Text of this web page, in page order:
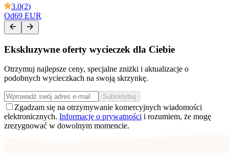
3.0(2)
Od69 EUR
Ekskluzywne oferty wycieczek dla Ciebie
Otrzymuj najlepsze ceny, specjalne zniżki i aktualizacje o
podobnych wycieczkach na swoją skrzynkę.
Subskrybuj
Zgadzam się na otrzymywanie komercyjnych wiadomości
elektronicznych. Informację o prywatności i rozumiem, że mogę
zrezygnować w dowolnym momencie.